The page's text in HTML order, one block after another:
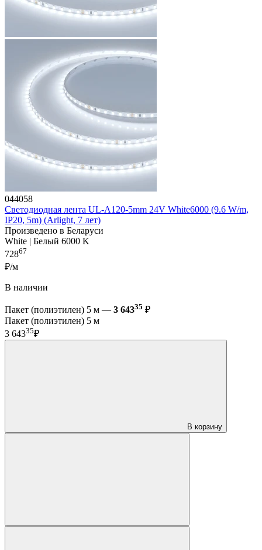
044058
Светодиодная лента UL-A120-5mm 24V White6000 (9.6 W/m,
IP20, 5m) (Arlight, 7 лет)
Произведено в Беларуси
White | Белый 6000 K
72867
₽/м
В наличии
Пакет (полиэтилен) 5 м — 3 64335 ₽
Пакет (полиэтилен) 5 м
3 64335₽
В корзину